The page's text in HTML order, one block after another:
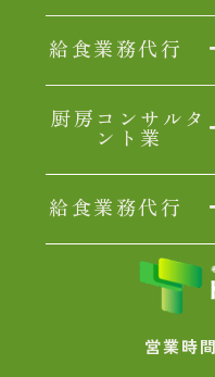
給食業務代行
厨房コンサルタ
ント業
給食業務代行
営業時